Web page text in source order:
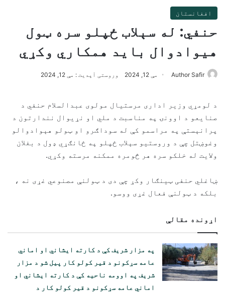
افغانستان
حنفي: له سېلاب ځپلو سره ټول
هیوادوال باید همکاري وکړي
Author Safir مې 12, 2024 وروستی آپدیت : مې 12, 2024
د لومړي وزير اداری مرستيال مولوی عبدالسلام حنفي د
صنايعو د اوونۍ په مناسبت د ملي او نړيوال نندارتون د
پرانېستې په مراسمو کې له سوداګرو او ټولو هېوادوالو
وغوښتل چې د وروستيو سېلاب ځپلو په ځانګړي ډول د بغلان
ولايت له خلکو سره هر څومره ممکنه مرسته وکړي.
ښاغلي حنفی ټینګار وکړ چې دی د ټولنې مصنوعي غړی نه ،
بلکه د ټولنې فعال غړی ووسو.
اړونده مقالې
په مزار شریف کې د کارته ایشاني او اماني
عامه سړکونو د قیر کولو کار پیل شو د مزار
شریف په اوومه ناحیه کې د کارته ایشاني او
اماني عامه سړکونو د قیر کولو کار د